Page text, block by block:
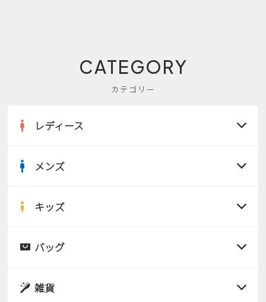
CATEGORY
カテゴリー
レディース
サンダル
スニーカー
メンズ
サンダル
キッズ
サンダル
バッグ
雑貨